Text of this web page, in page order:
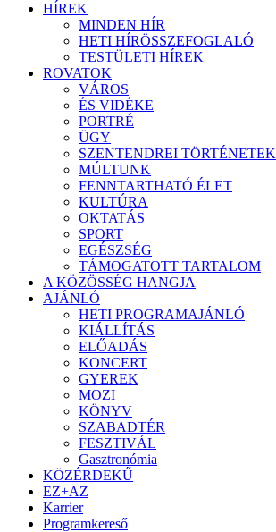
HÍREK
MINDEN HÍR
HETI HÍRÖSSZEFOGLALÓ
TESTÜLETI HÍREK
ROVATOK
VÁROS
ÉS VIDÉKE
PORTRÉ
ÜGY
SZENTENDREI TÖRTÉNETEK
MÚLTUNK
FENNTARTHATÓ ÉLET
KULTÚRA
OKTATÁS
SPORT
EGÉSZSÉG
TÁMOGATOTT TARTALOM
A KÖZÖSSÉG HANGJA
AJÁNLÓ
HETI PROGRAMAJÁNLÓ
KIÁLLÍTÁS
ELŐADÁS
KONCERT
GYEREK
MOZI
KÖNYV
SZABADTÉR
FESZTIVÁL
Gasztronómia
KÖZÉRDEKŰ
EZ+AZ
Karrier
Programkereső